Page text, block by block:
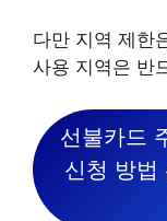
다만 지역 제한
사용 지역은 반
선불카드
신청 방법